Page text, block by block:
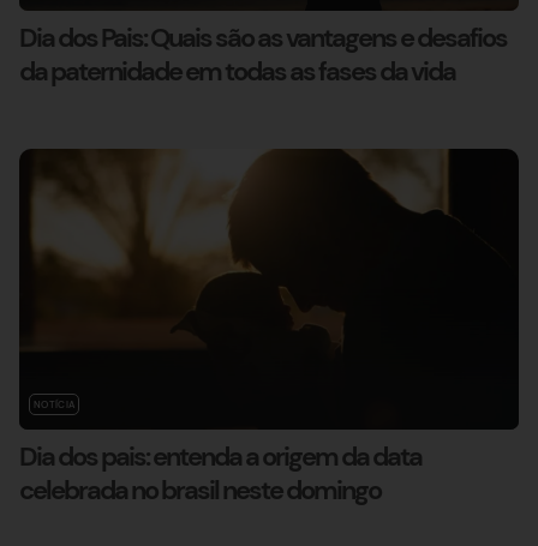
Dia dos Pais: Quais são as vantagens e desafios
da paternidade em todas as fases da vida
NOTÍCIA
Dia dos pais: entenda a origem da data
celebrada no brasil neste domingo